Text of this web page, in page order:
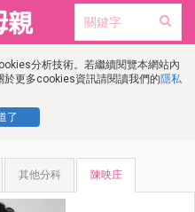
分析技術。若繼續閱覽本網站內
更多cookies資訊請閱讀我們的隱私
了
其他分科 陳映庄